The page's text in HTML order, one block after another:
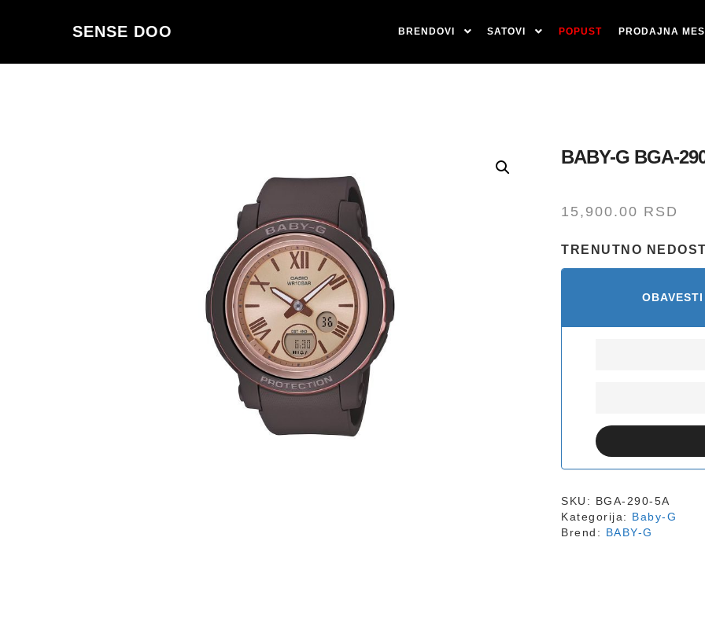
SENSE DOO BRENDOVI SATOVI POPUST PRODAJNA
BABY-G BGA-
15,900.00 RSD
TRENUTNO
SKU: BGA-290-5A
Kategorija: Baby-G
Brend: BABY-G